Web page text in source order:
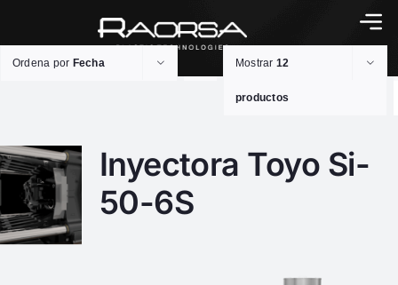
Ordena por Fecha Mostrar 12
productos
Inyectora Toyo Si-
50-6S